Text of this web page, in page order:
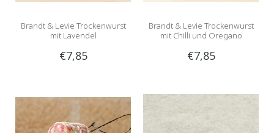
Brandt & Levie Trockenwurst
mit Lavendel
€7,85
Brandt & Levie Trockenwurst
mit Chilli und Oregano
€7,85